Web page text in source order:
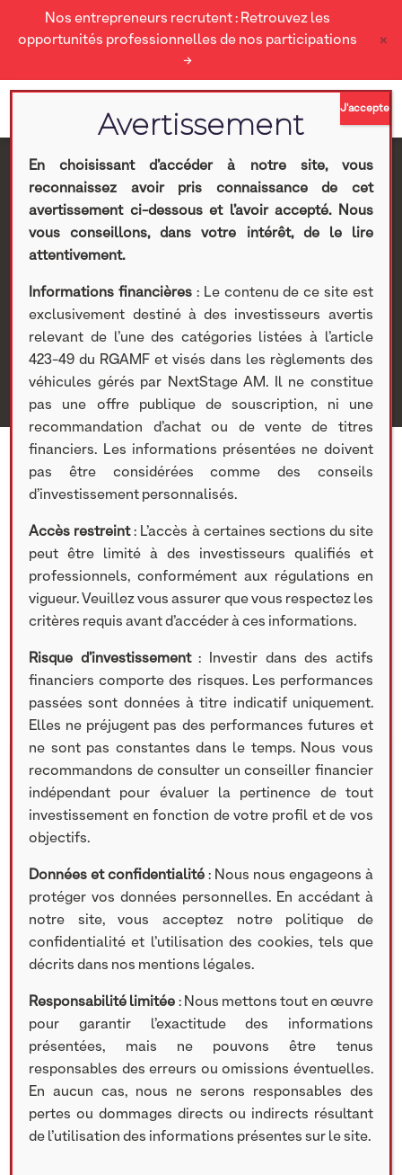
Nos entrepreneurs recrutent : Retrouvez les
opportunités professionnelles de nos participations
→
×
Javelot cité dans La
Javelot cité dans La Tribune
ACTUALITÉS
9 JUIN 2023
« Des solutions innovantes connectées pour
limiter les insecticides et diminuer la
consommation énergétique dans le stockage
agricole : c’est ce que propose la startup, Javelot,
co-fondée en 2018 par Félix Bonduelle
notamment. Une solution déjà utilisée par une
centaine de grandes entreprises et qui cherche à
capter 50% du marché européen des
céréales. » La Tribune, 6 juin 2023.
Javelot propose une plateforme digitale de
matières premières agricoles, permettant à ses
clients d’optimiser les performances
économiques et environnementales de leurs
récoltes. Le groupe a notamment été reconnu
En choisissant d’accéder à notre site, vous
reconnaissez avoir pris connaissance de cet
avertissement ci-dessous et l’avoir accepté. Nous
vous conseillons, dans votre intérêt, de le lire
attentivement.
Informations financières : Le contenu de ce site est
exclusivement destiné à des investisseurs avertis
relevant de l’une des catégories listées à l’article
423-49 du RGAMF et visés dans les règlements des
véhicules gérés par NextStage AM. Il ne constitue
pas une offre publique de souscription, ni une
recommandation d’achat ou de vente de titres
financiers. Les informations présentées ne doivent
pas être considérées comme des conseils
d’investissement personnalisés.
Accès restreint: L’accès à certaines sections du site
peut être limité à des investisseurs qualifiés et
professionnels, conformément aux régulations en
vigueur. Veuillez vous assurer que vous respectez les
critères requis avant d’accéder à ces informations.
Risque d’investissement: Investir dans des actifs
financiers comporte des risques. Les performances
passées sont données à titre indicatif uniquement.
Elles ne préjugent pas des performances futures et
ne sont pas constantes dans le temps. Nous vous
recommandons de consulter un conseiller financier
indépendant pour évaluer la pertinence de tout
investissement en fonction de votre profil et de vos
objectifs.
Données et confidentialité : Nous nous engageons à
protéger vos données personnelles. En accédant à
notre site, vous acceptez notre politique de
confidentialité et l’utilisation des cookies, tels que
décrits dans nos mentions légales.
Responsabilité limitée : Nous mettons tout en œuvre
pour garantir l’exactitude des informations
présentées, mais ne pouvons être tenus
responsables des erreurs ou omissions éventuelles.
En aucun cas, nous ne serons responsables des
pertes ou dommages directs ou indirects résultant
de l’utilisation des informations présentes sur le site.